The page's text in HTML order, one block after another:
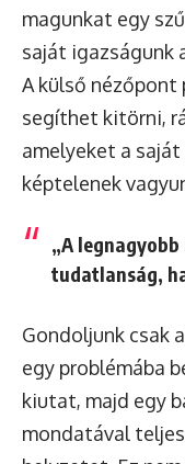
magunkat egy
saját igazságunk
A külső nézőpont
segíthet kitörni,
amelyeket a
képtelenek
„A
tudatlanság,
Gondoljunk csak
egy problémába
kiutat, majd egy
mondatával